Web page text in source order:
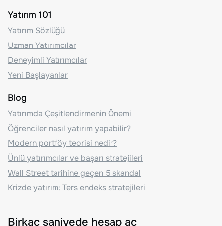
Yatırım 101
Yatırım Sözlüğü
Uzman Yatırımcılar
Deneyimli Yatırımcılar
Yeni Başlayanlar
Blog
Yatırımda Çeşitlendirmenin Önemi
Öğrenciler nasıl yatırım yapabilir?
Modern portföy teorisi nedir?
Ünlü yatırımcılar ve başarı stratejileri
Wall Street tarihine geçen 5 skandal
Krizde yatırım: Ters endeks stratejileri
Birkaç saniyede hesap aç